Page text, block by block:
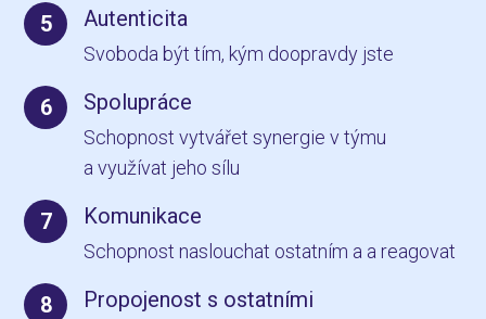
5 Autenticita
Svoboda být tím, kým doopravdy jste
6 Spolupráce
Schopnost vytvářet synergie v týmu
a využívat jeho sílu
7 Komunikace
Schopnost naslouchat ostatním a a reagovat
8 Propojenost s ostatními